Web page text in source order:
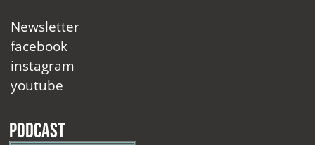
Newsletter
facebook
instagram
youtube
Podcast